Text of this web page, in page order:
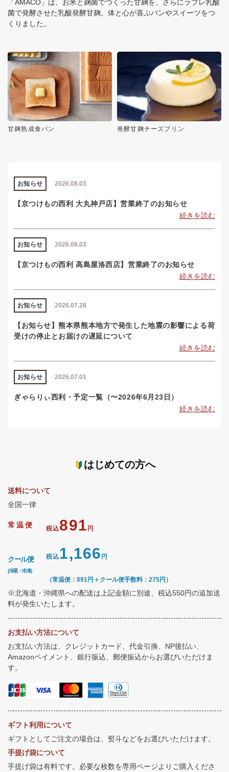
「AMACO」は、お米と麹菌でつくった甘麹を、さらにラブレ乳酸
菌で発酵させた乳酸発酵甘麹。体と心が喜ぶパンやスイーツをつ
くりました。
甘麹熟成食パン 発酵甘麹チーズプリン
2026.08.03
お知らせ
【京つけもの西利 大丸神戸店】営業終了のお知らせ
続きを読む
2026.08.03
お知らせ
【京つけもの西利 高島屋洛西店】営業終了のお知らせ
続きを読む
2026.07.28
お知らせ
【お知らせ】熊本県熊本地方で発生した地震の影響による荷
受けの停止とお届けの遅延について
続きを読む
2026.07.01
お知らせ
ぎゃらりぃ西利・予定一覧（〜2026年6月23日）
続きを読む
はじめての方へ
送料について
全国一律
常温便 税込891 円
クール便
(冷蔵・冷凍)
税込1,166 円
（常温便：891円＋クール便手数料：275円）
※北海道・沖縄県への配送は上記金額に別途、税込550円の追加送
料が発生いたします。
お支払い方法について
お支払い方法は、クレジットカード、代金引換、NP後払い、
Amazonペイメント、銀行振込、郵便振込からお選びいただけま
す。
ギフト利用について
ギフトとしてご注文の場合は、熨斗などをお選びいただけます。
手提げ袋について
手提げ袋は有料です。必要な枚数を専用ページよりご購入くださ